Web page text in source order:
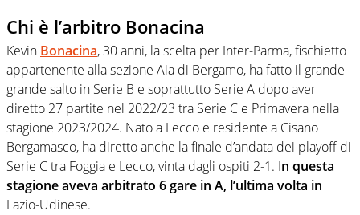
Chi è l’arbitro Bonacina
Kevin Bonacina, 30 anni, la scelta per Inter-Parma, fischietto
appartenente alla sezione Aia di Bergamo, ha fatto il grande
grande salto in Serie B e soprattutto Serie A dopo aver
diretto 27 partite nel 2022/23 tra Serie C e Primavera nella
stagione 2023/2024. Nato a Lecco e residente a Cisano
Bergamasco, ha diretto anche la finale d’andata dei playoff di
Serie C tra Foggia e Lecco, vinta dagli ospiti 2-1. In questa
stagione aveva arbitrato 6 gare in A, l’ultima volta in
Lazio-Udinese.